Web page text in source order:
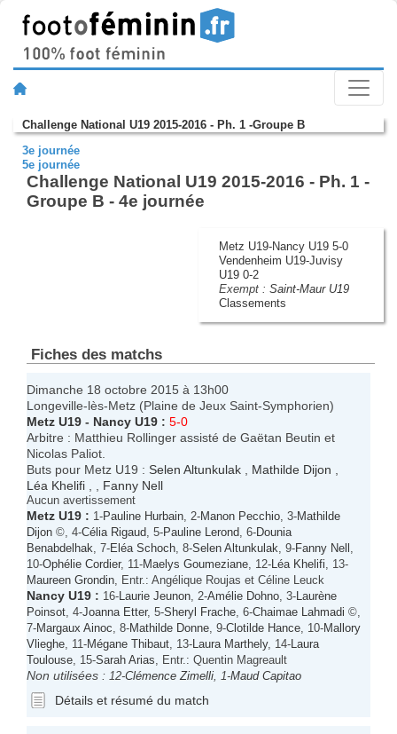
Challenge National U19 2015-2016 - Ph. 1 -Groupe B
3e journée
5e journée
Challenge National U19 2015-2016 - Ph. 1 -
Groupe B - 4e journée
Metz U19-Nancy U19 5-0
Vendenheim U19-Juvisy
U19 0-2
Exempt : Saint-Maur U19
Classements
Fiches des matchs
Dimanche 18 octobre 2015 à 13h00
Longeville-lès-Metz (Plaine de Jeux Saint-Symphorien)
Metz U19 - Nancy U19 : 5-0
Arbitre : Matthieu Rollinger assisté de Gaëtan Beutin et
Nicolas Paliot.
Buts pour Metz U19 : Selen Altunkulak Mathilde Dijon
Léa Khelifi
Fanny Nell
Aucun avertissement
Metz U19 : 1-Pauline Hurbain , 2-Manon Pecchio , 3-Mathilde
Dijon ©, 4-Célia Rigaud , 5-Pauline Lerond , 6-Dounia
Benabdelhak , 7-Eléa Schoch , 8-Selen Altunkulak , 9-Fanny Nell
10-Ophélie Cordier, 11-Maelys Goumeziane , 12- Léa Khelifi , 13-
Maureen Grondin , Entr.: Angélique Roujas et Céline Leuck
Nancy U19 : 16- Laurie Jeunon , 2-Amélie Dohno , 3- Laurène
Poinsot , 4-Joanna Etter, 5-Sheryl Frache , 6-Chaimae Lahmadi ©,
7-Margaux Ainoc , 8-Mathilde Donne , 9-Clotilde Hance , 10-Mallory
Vlieghe , 11-Mégane Thibaut , 13- Laura Marthely, 14- Laura
Toulouse , 15-Sarah Arias , Entr.: Quentin Magreault
Non utilisées : 12-Clémence Zimelli , 1-Maud Capitao
Détails et résumé du match